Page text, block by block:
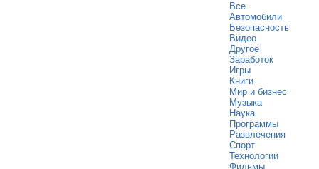
Все
Автомобили
Безопасность
Видео
Другое
Заработок
Игры
Книги
Мир и бизнес
Музыка
Наука
Программы
Развлечения
Спорт
Технологии
Фильмы